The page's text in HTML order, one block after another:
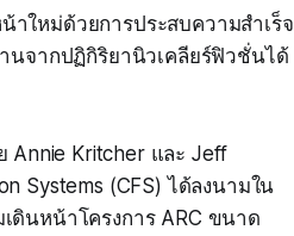
าใหม่ด้วยการประสบความสำเร็จ
นจากปฏิกิริยานิวเคลียร์ฟิวชั่นได้
Annie Kritcher และ Jeff
Systems (CFS) ได้ลงนามใน
ดินหน้าโครงการ ARC ขนาด